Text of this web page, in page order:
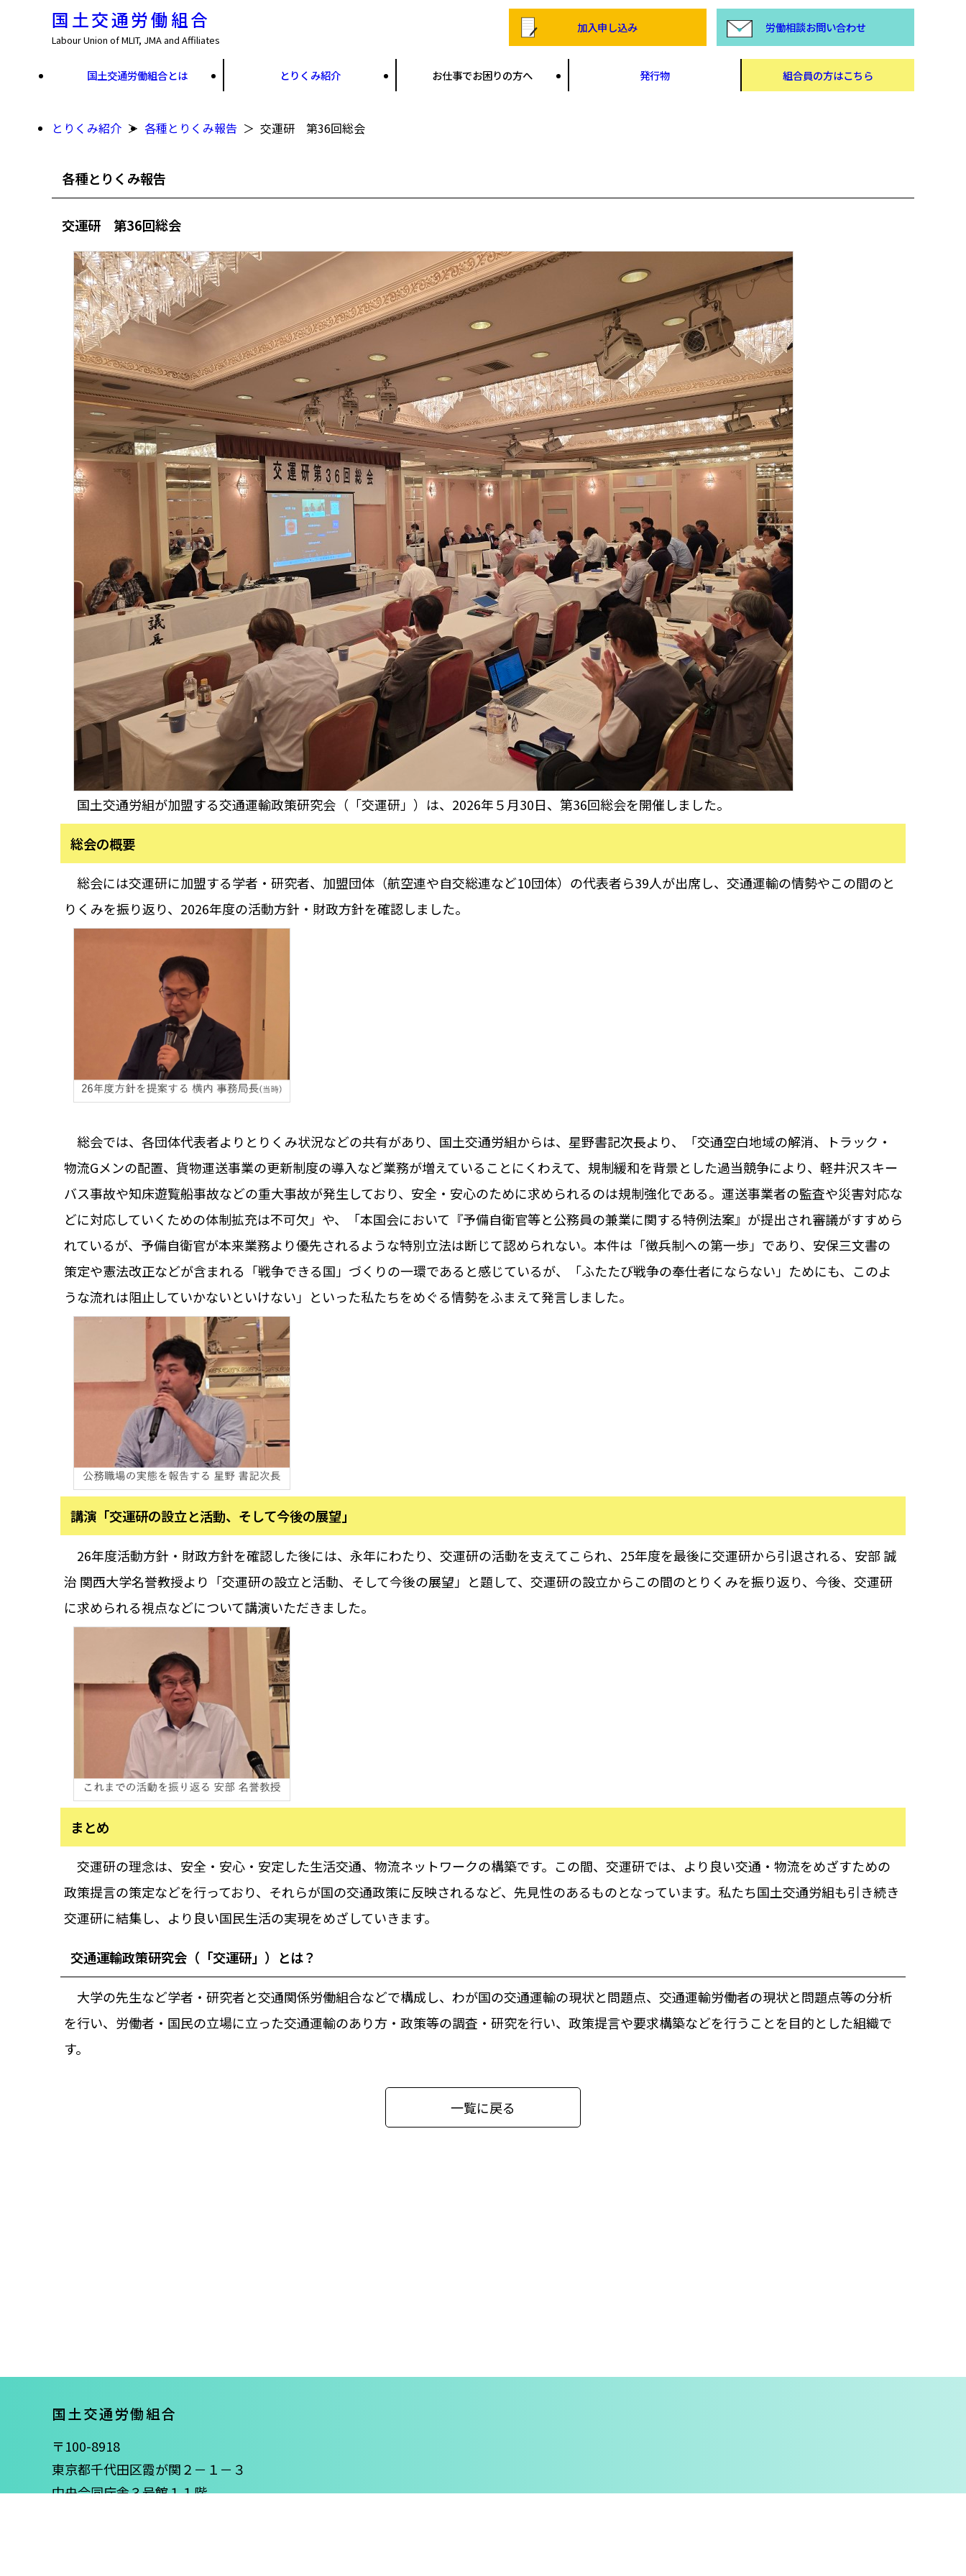
国土交通労働組合
Labour Union of MLIT, JMA and Affiliates
国土交通労働組合とは とりくみ紹介 お仕事でお困りの方へ 発行物 組合員の方はこちら
加入申し込み 労働相談お問い合わせ
とりくみ紹介 各種とりくみ報告 交運研 第36回総会
各種とりくみ報告
交運研 第36回総会
国土交通労組が加盟する交通運輸政策研究会（「交運研」）は、2026年５月30日、第36回総会を開催しました。
総会の概要
総会には交運研に加盟する学者・研究者、加盟団体（航空連や自交総連など10団体）の代表者ら39人が出席し、交通運輸の情勢やこの間のと
りくみを振り返り、2026年度の活動方針・財政方針を確認しました。
総会では、各団体代表者よりとりくみ状況などの共有があり、国土交通労組からは、星野書記次長より、「交通空白地域の解消、トラック・
物流Gメンの配置、貨物運送事業の更新制度の導入など業務が増えていることにくわえて、規制緩和を背景とした過当競争により、軽井沢スキー
バス事故や知床遊覧船事故などの重大事故が発生しており、安全・安心のために求められるのは規制強化である。運送事業者の監査や災害対応な
どに対応していくための体制拡充は不可欠」や、「本国会において『予備自衛官等と公務員の兼業に関する特例法案』が提出され審議がすすめら
れているが、予備自衛官が本来業務より優先されるような特別立法は断じて認められない。本件は「徴兵制への第一歩」であり、安保三文書の
策定や憲法改正などが含まれる「戦争できる国」づくりの一環であると感じているが、「ふたたび戦争の奉仕者にならない」ためにも、このよ
うな流れは阻止していかないといけない」といった私たちをめぐる情勢をふまえて発言しました。
講演「交運研の設立と活動、そして今後の展望」
26年度活動方針・財政方針を確認した後には、永年にわたり、交運研の活動を支えてこられ、25年度を最後に交運研から引退される、安部 誠
治 関西大学名誉教授より「交運研の設立と活動、そして今後の展望」と題して、交運研の設立からこの間のとりくみを振り返り、今後、交運研
に求められる視点などについて講演いただきました。
まとめ
交運研の理念は、安全・安心・安定した生活交通、物流ネットワークの構築です。この間、交運研では、より良い交通・物流をめざすための
政策提言の策定などを行っており、それらが国の交通政策に反映されるなど、先見性のあるものとなっています。私たち国土交通労組も引き続き
交運研に結集し、より良い国民生活の実現をめざしていきます。
交通運輸政策研究会（「交運研」）とは？
大学の先生など学者・研究者と交通関係労働組合などで構成し、わが国の交通運輸の現状と問題点、交通運輸労働者の現状と問題点等の分析
を行い、労働者・国民の立場に立った交通運輸のあり方・政策等の調査・研究を行い、政策提言や要求構築などを行うことを目的とした組織で
す。
一覧に戻る
国土交通労働組合
〒100-8918
東京都千代田区霞が関２－１－３
中央合同庁舎３号館１１階